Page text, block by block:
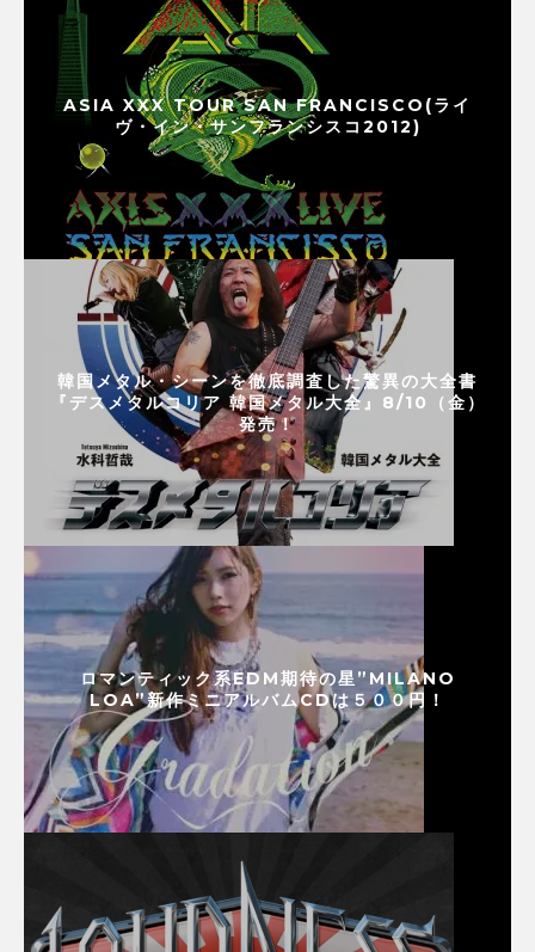
ASIA XXX TOUR SAN FRANCISCO(ライ
ヴ・イン・サンフランシスコ2012)
韓国メタル・シーンを徹底調査した驚異の大全書
『デスメタルコリア 韓国メタル大全』8/10（金）
発売！
ロマンティック系EDM期待の星”MILANO
LOA”新作ミニアルバムCDは５００円！